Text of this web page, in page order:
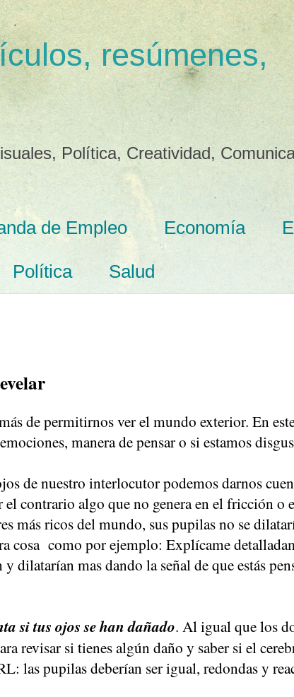
resúmenes,
Política, Creatividad,
de Empleo Economía
Política Salud
de permitirnos ver el mundo exterior. En
manera de pensar o si estamos
de nuestro interlocutor podemos darnos
contrario algo que no genera en el fricción o
más ricos del mundo, sus pupilas no se
cosa como por ejemplo: Explícame
dilatarían mas dando la señal de que estás
si tus ojos se han dañado. Al igual que los
revisar si tienes algún daño y saber si el
las pupilas deberían ser igual, redondas y